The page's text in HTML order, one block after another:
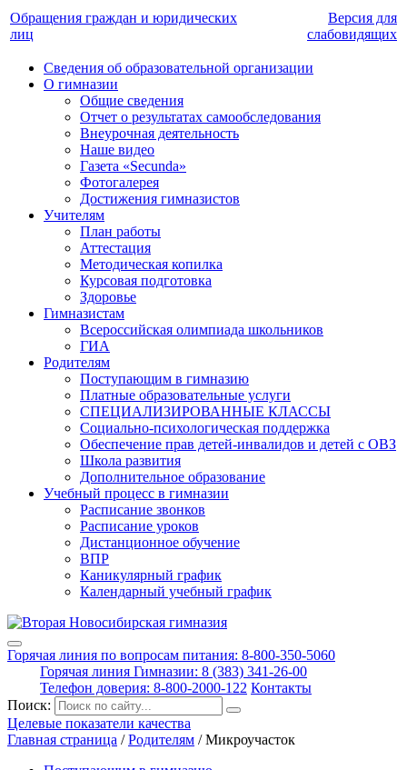
Обращения граждан и юридических
лиц
Версия для
слабовидящих
Сведения об образовательной организации
О гимназии
Общие сведения
Отчет о результатах самообследования
Внеурочная деятельность
Наше видео
Газета «Secunda»
Фотогалерея
Достижения гимназистов
Учителям
План работы
Аттестация
Методическая копилка
Курсовая подготовка
Здоровье
Гимназистам
Всероссийская олимпиада школьников
ГИА
Родителям
Поступающим в гимназию
Платные образовательные услуги
СПЕЦИАЛИЗИРОВАННЫЕ КЛАССЫ
Социально-психологическая поддержка
Обеспечение прав детей-инвалидов и детей с ОВЗ
Школа развития
Дополнительное образование
Учебный процесс в гимназии
Расписание звонков
Расписание уроков
Дистанционное обучение
ВПР
Каникулярный график
Календарный учебный график
Горячая линия по вопросам питания: 8-800-350-5060
Горячая линия Гимназии: 8 (383) 341-26-00
Телефон доверия: 8-800-2000-122 Контакты
Поиск:
Целевые показатели качества
Главная страница /Родителям /Микроучасток